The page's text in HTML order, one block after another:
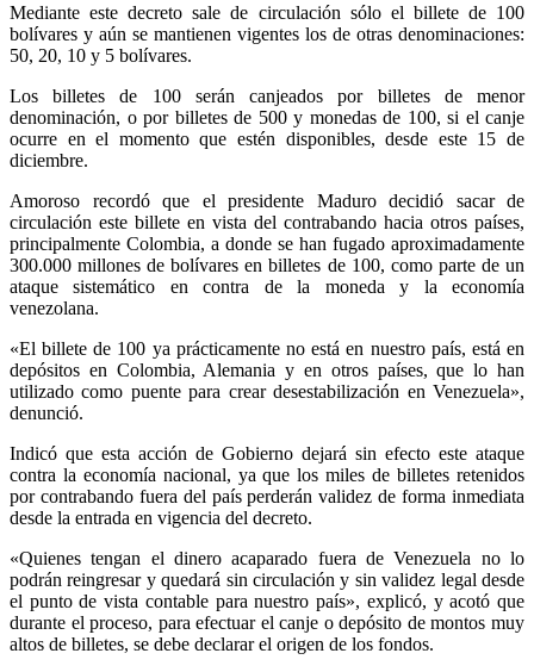
Mediante este decreto sale de circulación sólo el billete de 100
bolívares y aún se mantienen vigentes los de otras denominaciones:
50, 20, 10 y 5 bolívares.
Los billetes de 100 serán canjeados por billetes de menor
denominación, o por billetes de 500 y monedas de 100, si el canje
ocurre en el momento que estén disponibles, desde este 15 de
diciembre.
Amoroso recordó que el presidente Maduro decidió sacar de
circulación este billete en vista del contrabando hacia otros países,
principalmente Colombia, a donde se han fugado aproximadamente
300.000 millones de bolívares en billetes de 100, como parte de un
ataque sistemático en contra de la moneda y la economía
venezolana.
«El billete de 100 ya prácticamente no está en nuestro país, está en
depósitos en Colombia, Alemania y en otros países, que lo han
utilizado como puente para crear desestabilización en Venezuela»,
denunció.
Indicó que esta acción de Gobierno dejará sin efecto este ataque
contra la economía nacional, ya que los miles de billetes retenidos
por contrabando fuera del país perderán validez de forma inmediata
desde la entrada en vigencia del decreto.
«Quienes tengan el dinero acaparado fuera de Venezuela no lo
podrán reingresar y quedará sin circulación y sin validez legal desde
el punto de vista contable para nuestro país», explicó, y acotó que
durante el proceso, para efectuar el canje o depósito de montos muy
altos de billetes, se debe declarar el origen de los fondos.